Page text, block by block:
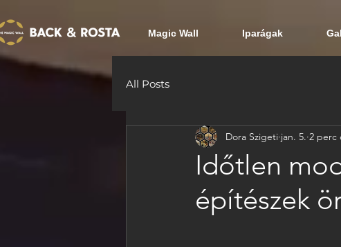
Magic Wall Iparágak
All Posts
Időtlen
építészek
Dora Szigeti jan. 5. 2 perc